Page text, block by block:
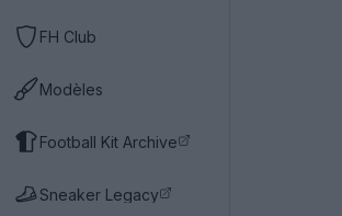
FH Club
Modèles
Football Kit Archive
Sneaker Legacy